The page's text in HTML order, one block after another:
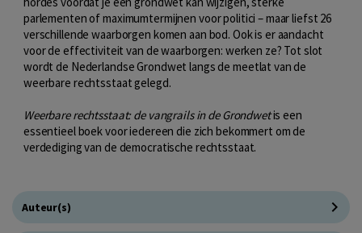
parlementen of maximumtermijnen voor politici – maar liefst 26
verschillende waarborgen komen aan bod. Ook is er aandacht
voor de effectiviteit van de waarborgen: werken ze? Tot slot
wordt de Nederlandse Grondwet langs de meetlat van de
weerbare rechtsstaat gelegd.
Weerbare rechtsstaat: de vangrails in de Grondwetis een
essentieel boek voor iedereen die zich bekommert om de
verdediging van de democratische rechtsstaat.
Auteur(s)